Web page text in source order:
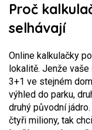
Proč
selhávají
Online kalkulačky
lokalitě. Jenže vaše
3+1 ve stejném
výhled do parku,
druhý původní
čtyři miliony, tak